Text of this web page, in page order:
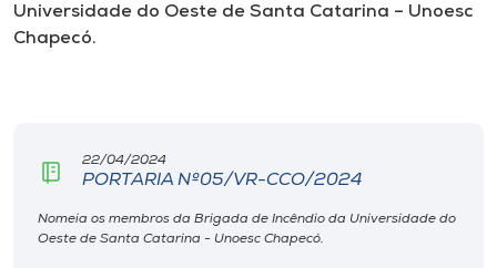
Diplomados
CPA
Biblioteca
Universidade do Oeste de Santa Catarina – Unoesc
Chapecó.
22/04/2024
PORTARIA Nº05/VR-CCO/2024
Nomeia os membros da Brigada de Incêndio da Universidade do
Oeste de Santa Catarina - Unoesc Chapecó.